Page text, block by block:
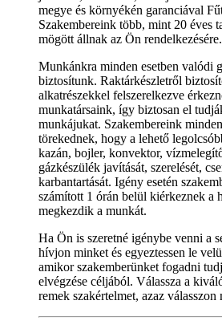
megye és környékén garanciával
Szakembereink több, mint 20 éves
mögött állnak az Ön rendelkezésére.
Munkánkra minden esetben valódi
biztosítunk. Raktárkészletről
alkatrészekkel felszerelkezve
munkatársaink, így biztosan el
munkájukat. Szakembereink
törekednek, hogy a lehető
kazán, bojler, konvektor,
gázkészülék javítását, szerelését,
karbantartását. Igény esetén
számított 1 órán belül kiérkeznek a
megkezdik a munkát.
Ha Ön is szeretné igénybe venni a
hívjon minket és egyeztessen le
amikor szakemberünket fogadni
elvégzése céljából. Válassza a
remek szakértelmet, azaz válasszon